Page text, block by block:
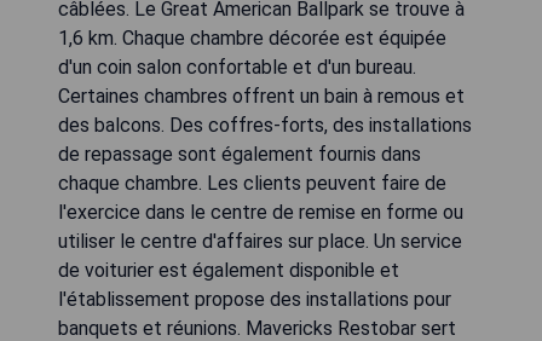
câblées. Le Great American Ballpark se trouve à
1,6 km. Chaque chambre décorée est équipée
d'un coin salon confortable et d'un bureau.
Certaines chambres offrent un bain à remous et
des balcons. Des coffres-forts, des installations
de repassage sont également fournis dans
chaque chambre. Les clients peuvent faire de
l'exercice dans le centre de remise en forme ou
utiliser le centre d'affaires sur place. Un service
de voiturier est également disponible et
l'établissement propose des installations pour
banquets et réunions. Mavericks Restobar sert